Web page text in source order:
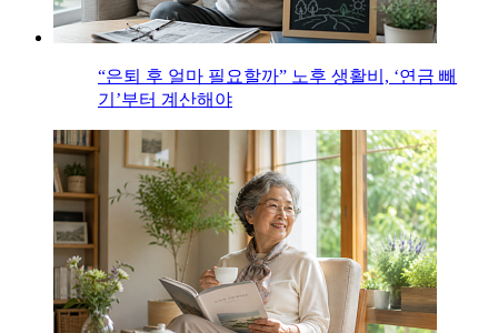
“은퇴 후 얼마 필요할까” 노후 생활비, ‘연금 빼
기’부터 계산해야